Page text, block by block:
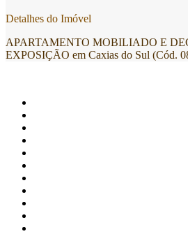
Detalhes do Imóvel
APARTAMENTO MOBILIADO E
EXPOSIÇÃO em Caxias do Sul (Cód.